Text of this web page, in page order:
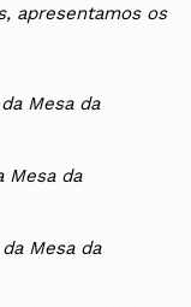
apresentamos os
Mesa da
Mesa da
Mesa da